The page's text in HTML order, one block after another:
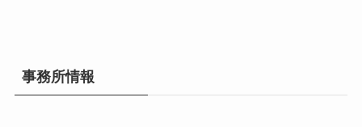
事務所情報